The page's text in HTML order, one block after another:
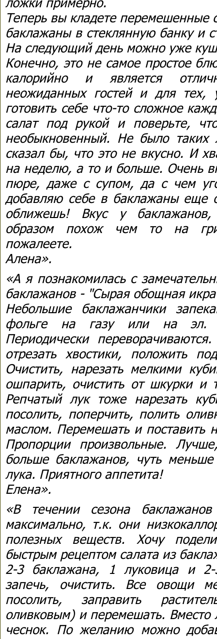
Теперь вы кладете перемешенные
баклажаны в стеклянную банку и
На следующий день можно уже
Конечно, это не самое простое
калорийно и является
неожиданных гостей и для тех,
готовить себе что-то сложное
салат под рукой и поверьте,
необыкновенный. Не было таких
сказал бы, что это не вкусно. И
на неделю, а то и больше. Очень
пюре, даже с супом, да с чем
добавляю себе в баклажаны еще
оближешь! Вкус у баклажанов,
образом похож чем то на
пожалеете.
Алена».
«А я познакомилась с
баклажанов - "Сырая обощная
Небольшие баклажанчики
фольге на газу или на эл.
Периодически
отрезать хвостики, положить
Очистить, нарезать мелкими
ошпарить, очистить от шкурки и
Репчатый лук тоже нарезать
посолить, поперчить, полить
маслом. Перемешать и поставить
Пропорции произвольные.
больше баклажанов, чуть
лука. Приятного аппетита!
Елена».
«В течении сезона
максимально, т.к. они
полезных веществ. Хочу
быстрым рецептом салата из
2-3 баклажана, 1 луковица и
запечь, очистить. Все овощи
посолить, заправить
оливковым) и перемешать. Вместо
чеснок. По желанию можно